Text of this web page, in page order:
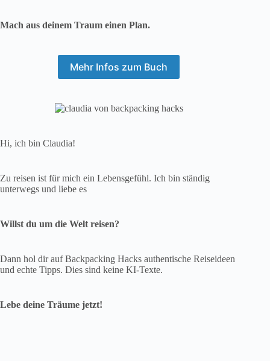
unterwegs und liebe es
Suchen